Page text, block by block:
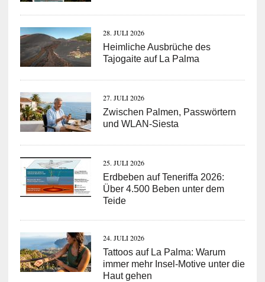
28. JULI 2026
Heimliche Ausbrüche des
Tajogaite auf La Palma
27. JULI 2026
Zwischen Palmen, Passwörtern
und WLAN-Siesta
25. JULI 2026
Erdbeben auf Teneriffa 2026:
Über 4.500 Beben unter dem
Teide
24. JULI 2026
Tattoos auf La Palma: Warum
immer mehr Insel-Motive unter die
Haut gehen